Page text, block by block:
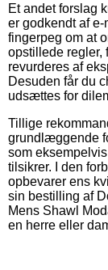
Et andet forslag
er godkendt af
fingerpeg om at
opstillede regler,
revurderes af
Desuden får du
udsættes for
Tillige
grundlæggende
som
tilsikrer. I den
opbevarer ens
sin bestilling af
Mens Shawl
en herre eller